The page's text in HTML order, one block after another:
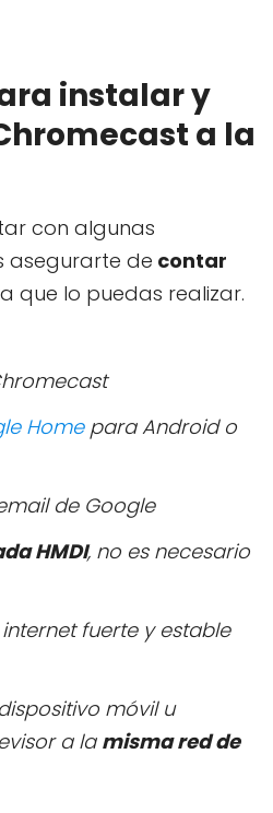
instalar y
a la
con algunas
asegurarte de contar
que lo puedas realizar.
Homepara Android o
de Google
HMDI, no es necesario
fuerte y estable
móvil u
a lamisma red de